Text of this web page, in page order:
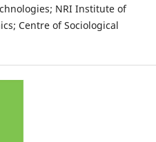
NRI Institute of
Centre of Sociological